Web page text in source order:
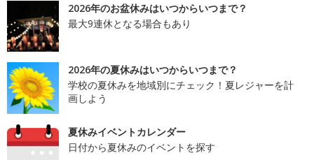
2026年のお盆休みはいつからいつまで？
最大9連休となる場合もあり
2026年の夏休みはいつからいつまで？
学校の夏休みを地域別にチェック！夏レジャーを計
画しよう
夏休みイベントカレンダー
日付から夏休みのイベントを探す